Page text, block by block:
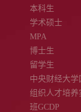
本科生
学术硕士
MPA
博士生
留学生
中央财经大学
组织人才培养
班GCDP